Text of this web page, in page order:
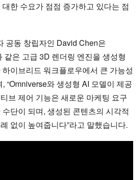
한 수요가 점점 증가하고 있다는 점
공동 창립자인 David Chen은
같은 고급 3D 렌더링 엔진을 생성형
이브리드 워크플로우에서 큰 가능성
“Omniverse와 생성형 AI 모델이 제공
브 제어 기능은 새로운 마케팅 요구
단이 되며, 생성된 콘텐츠의 시각적
없이 높여줍니다”라고 말했습니다.